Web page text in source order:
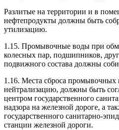
Разлитые на территории и в
нефтепродукты должны быть
утилизацию.
1.15. Промывочные воды при
колесных пар, подшипников,
подвижного состава должны
1.16. Места сброса
нейтрализацию, должны быть
центром государственного
надзора на железной дороге, а
государственного санитарно-
станции железной дороги.